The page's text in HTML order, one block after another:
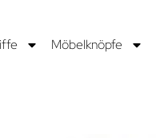
Möbelknöpfe